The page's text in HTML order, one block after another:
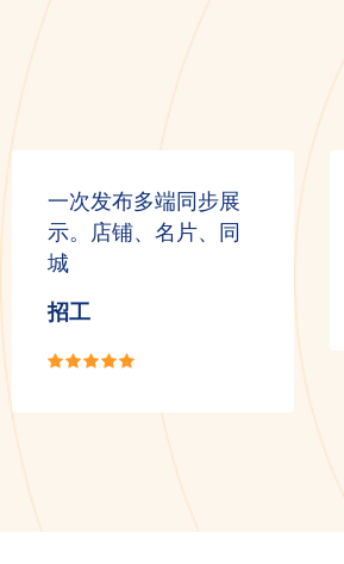
一次发布多端同步展
示。店铺、名片、同
城
招工